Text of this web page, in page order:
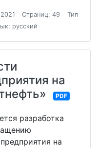
Страниц: 49
Тип
русский
на
PDF
разработка
на